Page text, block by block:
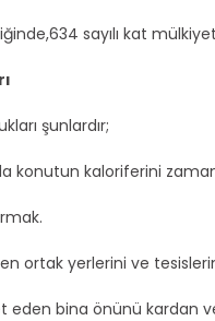
sayılı kat
şunlardır;
kaloriferini
ortak yerlerini ve
eden bina önünü kardan